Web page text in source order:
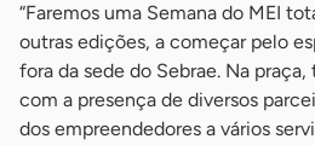
“Faremos uma Semana do MEI
outras edições, a começar pelo
fora da sede do Sebrae. Na
com a presença de diversos
dos empreendedores a vários